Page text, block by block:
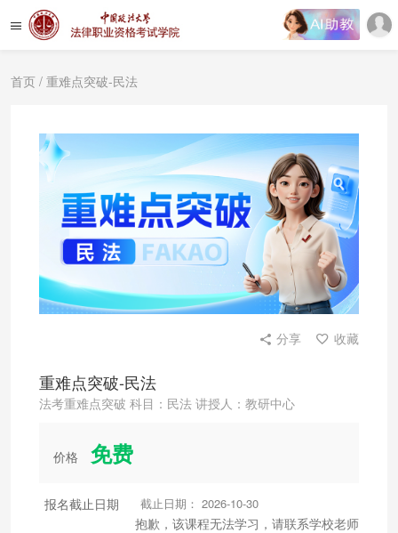
首页 / 重难点突破-民法
分享 收藏
重难点突破-民法
法考重难点突破 科目：民法 讲授人：教研中心
价格 免费
报名截止日期 截止日期： 2026-10-30
抱歉，该课程无法学习，请联系学校老师